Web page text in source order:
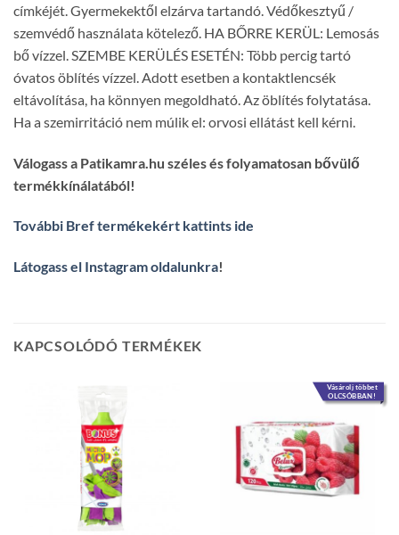
címkéjét. Gyermekektől elzárva tartandó. Védőkesztyű /
szemvédő használata kötelező. HA BŐRRE KERÜL: Lemosás
bő vízzel. SZEMBE KERÜLÉS ESETÉN: Több percig tartó
óvatos öblítés vízzel. Adott esetben a kontaktlencsék
eltávolítása, ha könnyen megoldható. Az öblítés folytatása.
Ha a szemirritáció nem múlik el: orvosi ellátást kell kérni.
Válogass a Patikamra.hu széles és folyamatosan bővülő
termékkínálatából!
További Bref termékekért kattints ide
Látogass el Instagram oldalunkra!
KAPCSOLÓDÓ TERMÉKEK
Vásárolj többet
OLCSÓBBAN!